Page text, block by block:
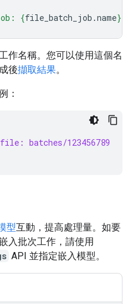
{file_batch_job .name}
作名稱。您可以使用這個名
後擷取結果。
：
batches/123456789
型互動，提高處理量。如要
入批次工作，請使用
API 並指定嵌入模型。